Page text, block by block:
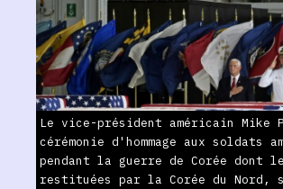
Le vice-président américain Mike
cérémonie d'hommage aux soldats
pendant la guerre de Corée dont
restituées par la Corée du Nord,